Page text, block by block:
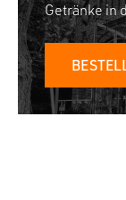
Getränke in